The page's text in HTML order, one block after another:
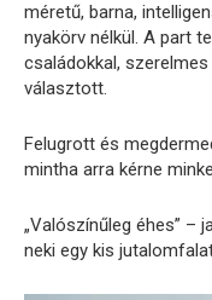
méretű, barna,
nyakörv nélkül. A part
családokkal,
választott.
Felugrott és
mintha arra kérne
„Valószínűleg éhes” –
neki egy kis